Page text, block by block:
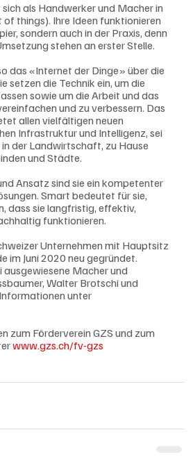
als Handwerker und Macher in
things). Ihre Ideen funktionieren
sondern auch in der Praxis, denn
stehen an erster Stelle.
das «Internet der Dinge» über die
setzen die Technik ein, um die
sowie um die Arbeit und das
und zu verbessern. Das
allen vielfältigen neuen
Infrastruktur und Intelligenz, sei
in der Landwirtschaft, zu Hause
und Städte.
Ansatz sind sie ein kompetenter
Smart bedeutet für sie,
dass sie langfristig, effektiv,
funktionieren.
Unternehmen mit Hauptsitz
im Juni 2020 neu gegründet.
Macher und
Walter Brotschi und
unter
zum Förderverein GZS und zum
www.gzs.ch/fv-gzs